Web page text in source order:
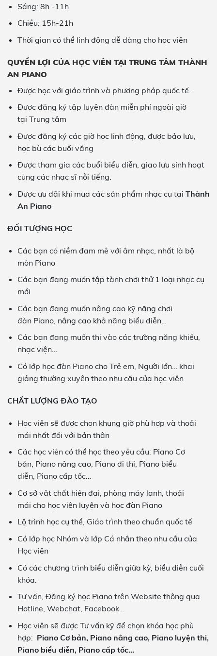
Sáng: 8h -11h
Chiều: 15h-21h
Thời gian có thể linh động dễ dàng cho học viên
QUYỀN LỢI CỦA HỌC VIÊN TẠI TRUNG TÂM THÀNH
AN PIANO
Được học với giáo trình và phương pháp quốc tế.
Được đăng ký tập luyện đàn miễn phí ngoài giờ
tại Trung tâm
Được đăng ký các giờ học linh động, được bảo lưu,
học bù các buổi vắng
Được tham gia các buổi biểu diễn, giao lưu sinh hoạt
cùng các nhạc sĩ nỗi tiếng.
Được ưu đãi khi mua các sản phẩm nhạc cụ tại Thành
An Piano
ĐỐI TƯỢNG HỌC
Các bạn có niềm đam mê với âm nhạc, nhất là bộ
môn Piano
Các bạn đang muốn tập tành chơi thử 1 loại nhạc cụ
mới
Các bạn đang muốn nâng cao kỹ năng chơi
đàn Piano, nâng cao khả năng biểu diễn…
Các bạn đang muốn thi vào các trường năng khiếu,
nhạc viện…
Có lớp học đàn Piano cho Trẻ em, Người lớn… khai
giảng thường xuyên theo nhu cầu của học viên
CHẤT LƯỢNG ĐÀO TẠO
Học viên sẽ được chọn khung giờ phù hợp và thoải
mái nhất đối với bản thân
Các học viên có thể học theo yêu cầu: Piano Cơ
bản, Piano nâng cao, Piano đi thi, Piano biểu
diễn, Piano cấp tốc…
Cơ sở vật chất hiện đại, phòng máy lạnh, thoải
mái cho học viên luyện và học đàn Piano
Lộ trình học cụ thể, Giáo trình theo chuẩn quốc tế
Có lớp học Nhóm và lớp Cá nhân theo nhu cầu của
Học viên
Có các chương trình biểu diễn giữa kỳ, biểu diễn cuối
khóa.
Tư vấn, Đăng ký học Piano trên Website thông qua
Hotline, Webchat, Facebook…
Học viên sẽ được Tư vấn kỹ để chọn khóa học phù
hợp: Piano Cơ bản, Piano nâng cao, Piano luyện thi,
Piano biểu diễn, Piano cấp tốc…